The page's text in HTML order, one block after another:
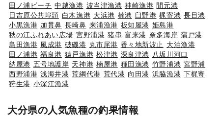
田ノ浦ビーチ 中越漁港 波当津漁港 神崎漁港 間元港
日吉原公共埠頭 白木漁港 大浜港 楠港 臼野港 梶寄港 長目港
小黒漁港 加貫鼻 長崎鼻 来浦漁港 板知屋港 姫島港
秋の江ふれあい広場 宮野浦港 猪串 富来港 奈多海岸 蒲戸港
島田漁港 風成港 破磯港 丸市尾港 香々地新波止
大泊漁港
田ノ浦港 福良港 猿戸漁港 松津港 深良津港 八坂川河口
納屋港 五号地護岸 天神港 楠屋港 種田漁港 竹野浦港 宮野浦
西野浦港 浅海井港 荒綱代港 荒代港 向田港 浜脇漁港 下梶寄
狩生港 小深江漁港
大分県の人気魚種の釣果情報